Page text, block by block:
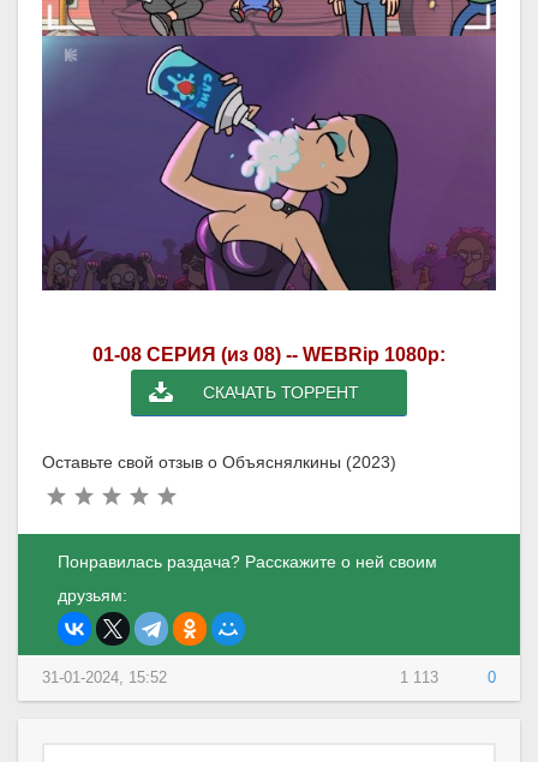
01-08 СЕРИЯ (из 08) -- WEBRip 1080p:
СКАЧАТЬ ТОРРЕНТ
Оставьте свой отзыв о Объяснялкины (2023)
Понравилась раздача? Расскажите о ней своим
друзьям:
1 113 0
31-01-2024, 15:52